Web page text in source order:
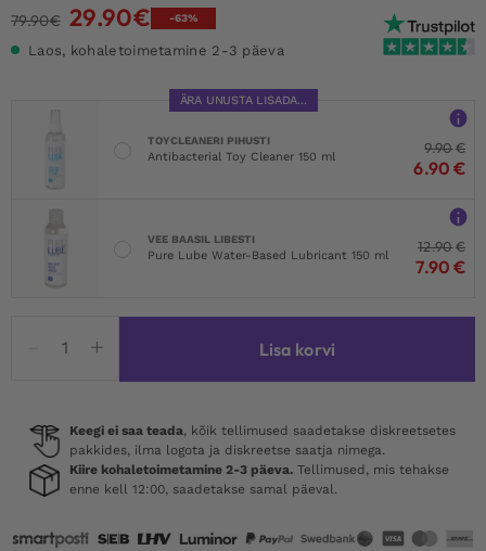
79.90€ Algne
29.90€Current
29.90€.
-63%
Laos, kohaletoimetamine 2-3 päeva
ÄRA UNUSTA LISADA...
TOYCLEANERI PIHUSTI
Antibacterial Toy Cleaner 150 ml
9.90€
6.90 €
VEE BAASIL LIBESTI
Pure Lube Water-Based Lubricant 150 ml
12.90€
7.90 €
Pro
3
With
Liquid
Black
Lisa korvi
Keegi ei saa teada, kõik tellimused saadetakse diskreetsetes
pakkides, ilma logota ja diskreetse saatja nimega.
Kiire kohaletoimetamine 2-3 päeva. Tellimused, mis tehakse
enne kell 12:00, saadetakse samal päeval.